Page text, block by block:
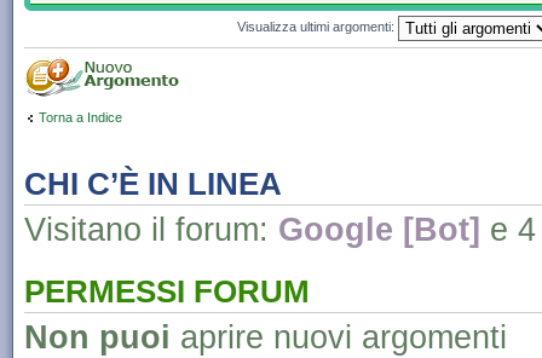
Visualizza ultimi argomenti:
Torna a Indice
CHI C’È IN LINEA
Visitano il forum: Google [Bot] e
PERMESSI FORUM
Non puoi aprire nuovi argomenti